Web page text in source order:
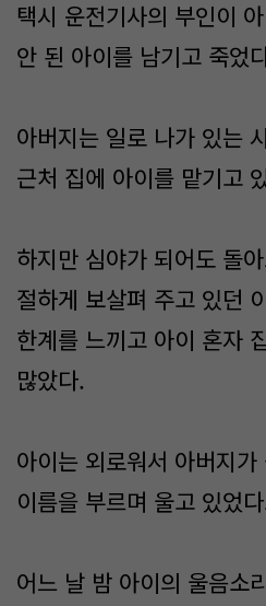
택시 운전기사의 부인이
안 된 아이를 남기고 죽었
아버지는 일로 나가 있는
근처 집에 아이를 맡기고
하지만 심야가 되어도 돌
절하게 보살펴 주고 있던
한계를 느끼고 아이 혼자
많았다.
아이는 외로워서 아버지
이름을 부르며 울고 있었
어느 날 밤 아이의 울음소